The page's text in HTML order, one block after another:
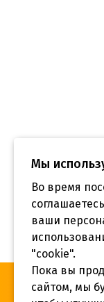
«Инва-Студия.
© 2026 г.
Мы
Во время
ваши
"cookie".
Пока вы
сайтом, мы